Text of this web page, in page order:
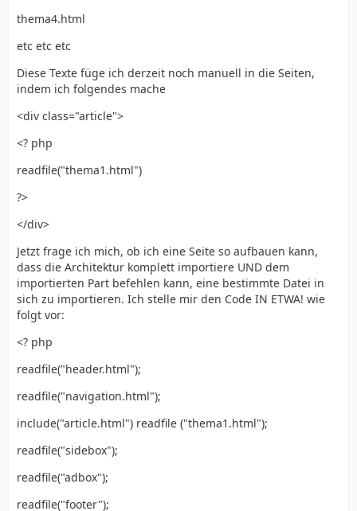
thema4.html
etc etc etc
Diese Texte füge ich derzeit noch manuell in die Seiten,
indem ich folgendes mache
<div class="article">
<? php
readfile("thema1.html")
?>
</div>
Jetzt frage ich mich, ob ich eine Seite so aufbauen kann,
dass die Architektur komplett importiere UND dem
importierten Part befehlen kann, eine bestimmte Datei in
sich zu importieren. Ich stelle mir den Code IN ETWA! wie
folgt vor:
<? php
readfile("header.html");
readfile("navigation.html");
include("article.html") readfile ("thema1.html");
readfile("sidebox");
readfile("adbox");
readfile("footer");